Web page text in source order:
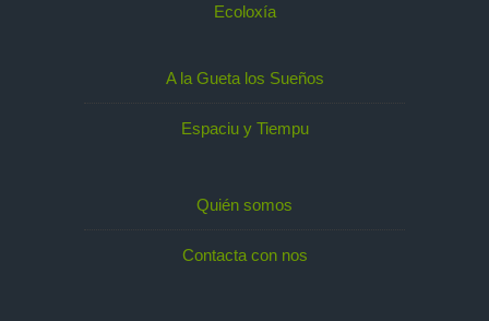
Ecoloxía
A la Gueta los Sueños
Espaciu y Tiempu
Quién somos
Contacta con nos